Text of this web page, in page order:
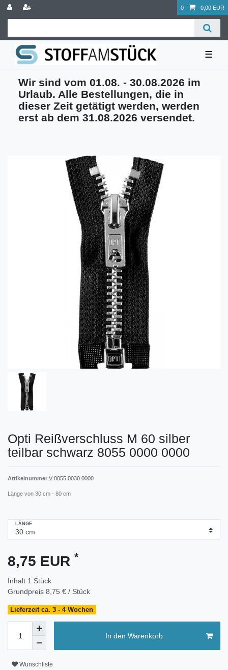
0 0,00 EUR
☰
Wir sind vom 01.08. - 30.08.2026 im
Urlaub. Alle Bestellungen, die in
dieser Zeit getätigt werden, werden
erst ab dem 31.08.2026 versendet.
Opti Reißverschluss M 60 silber
teilbar schwarz 8055 0000 0000
Artikelnummer V 8055 0030 0000
Länge von 30 cm - 80 cm
LÄNGE
8,75 EUR *
Inhalt 1 Stück
Grundpreis 8,75 € / Stück
Lieferzeit ca. 3 - 4 Wochen
In den Warenkorb
Wunschliste